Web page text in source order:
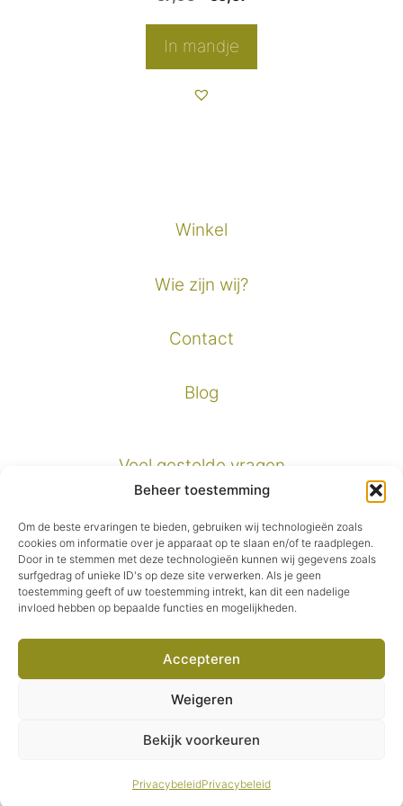
Beheer toestemming
Om de beste ervaringen te bieden, gebruiken wij technologieën zoals
cookies om informatie over je apparaat op te slaan en/of te raadplegen.
Door in te stemmen met deze technologieën kunnen wij gegevens zoals
surfgedrag of unieke ID's op deze site verwerken. Als je geen
toestemming geeft of uw toestemming intrekt, kan dit een nadelige
invloed hebben op bepaalde functies en mogelijkheden.
Accepteren
Weigeren
Bekijk voorkeuren
PrivacybeleidPrivacybeleid
was:
In mandje
Winkel
Wie zijn wij?
Contact
Blog
Veel gestelde vragen
Verzendinformatie
Privacybeleid
Facebook
Instagram
Pinterest
E-mail